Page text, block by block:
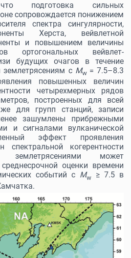
подготовка сильных
сопровождается понижением
спектра сингулярности,
Херста, вейвлетной
и повышением величины
ортогональных вейвлет-
будущих очагов в течение
землетрясениям с Mw = 7.5–8.3
повышенных величин
четырехмерных рядов
построенных для всей
для групп станций, записи
зашумлены прибрежными
и сигналами вулканической
эффект проявления
спектральной когерентности
может
оценки времени
событий с Mw ≥ 7.5 в
.